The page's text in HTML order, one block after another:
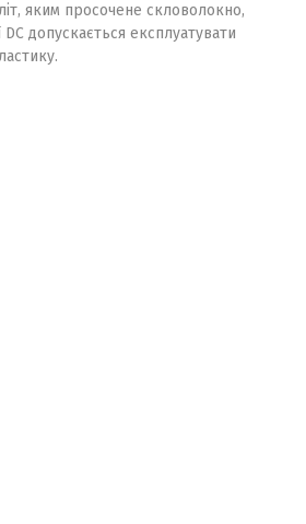
яким просочене скловолокно,
допускається експлуатувати